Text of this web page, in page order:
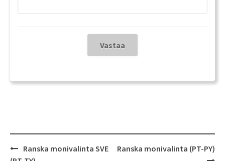
Post
navigation
Ranska monivalinta SVE
Ranska monivalinta (PT-PY)